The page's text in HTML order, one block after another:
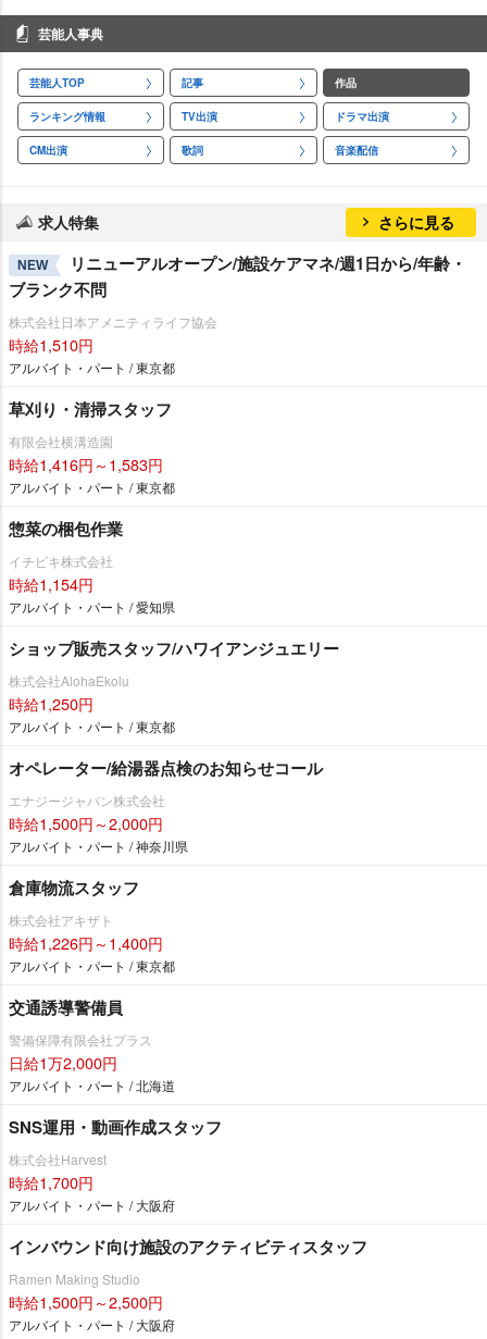
芸能人事典
芸能人TOP 記事 作品
ランキング情報 TV出演 ドラマ出演
CM出演 歌詞 音楽配信
求人特集 さらに見る
NEW
リニューアルオープン/施設ケアマネ/週1日から/年齢・
ブランク不問
株式会社日本アメニティライフ協会
時給1,510円
アルバイト・パート / 東京都
草刈り・清掃スタッフ
有限会社横溝造園
時給1,416円～1,583円
アルバイト・パート / 東京都
惣菜の梱包作業
イチビキ株式会社
時給1,154円
アルバイト・パート / 愛知県
ショップ販売スタッフ/ハワイアンジュエリー
株式会社AlohaEkolu
時給1,250円
アルバイト・パート / 東京都
オペレーター/給湯器点検のお知らせコール
エナジージャパン株式会社
時給1,500円～2,000円
アルバイト・パート / 神奈川県
倉庫物流スタッフ
株式会社アキザト
時給1,226円～1,400円
アルバイト・パート / 東京都
交通誘導警備員
警備保障有限会社プラス
日給1万2,000円
アルバイト・パート / 北海道
SNS運用・動画作成スタッフ
株式会社Harvest
時給1,700円
アルバイト・パート / 大阪府
インバウンド向け施設のアクティビティスタッフ
Ramen Making Studio
時給1,500円～2,500円
アルバイト・パート / 大阪府